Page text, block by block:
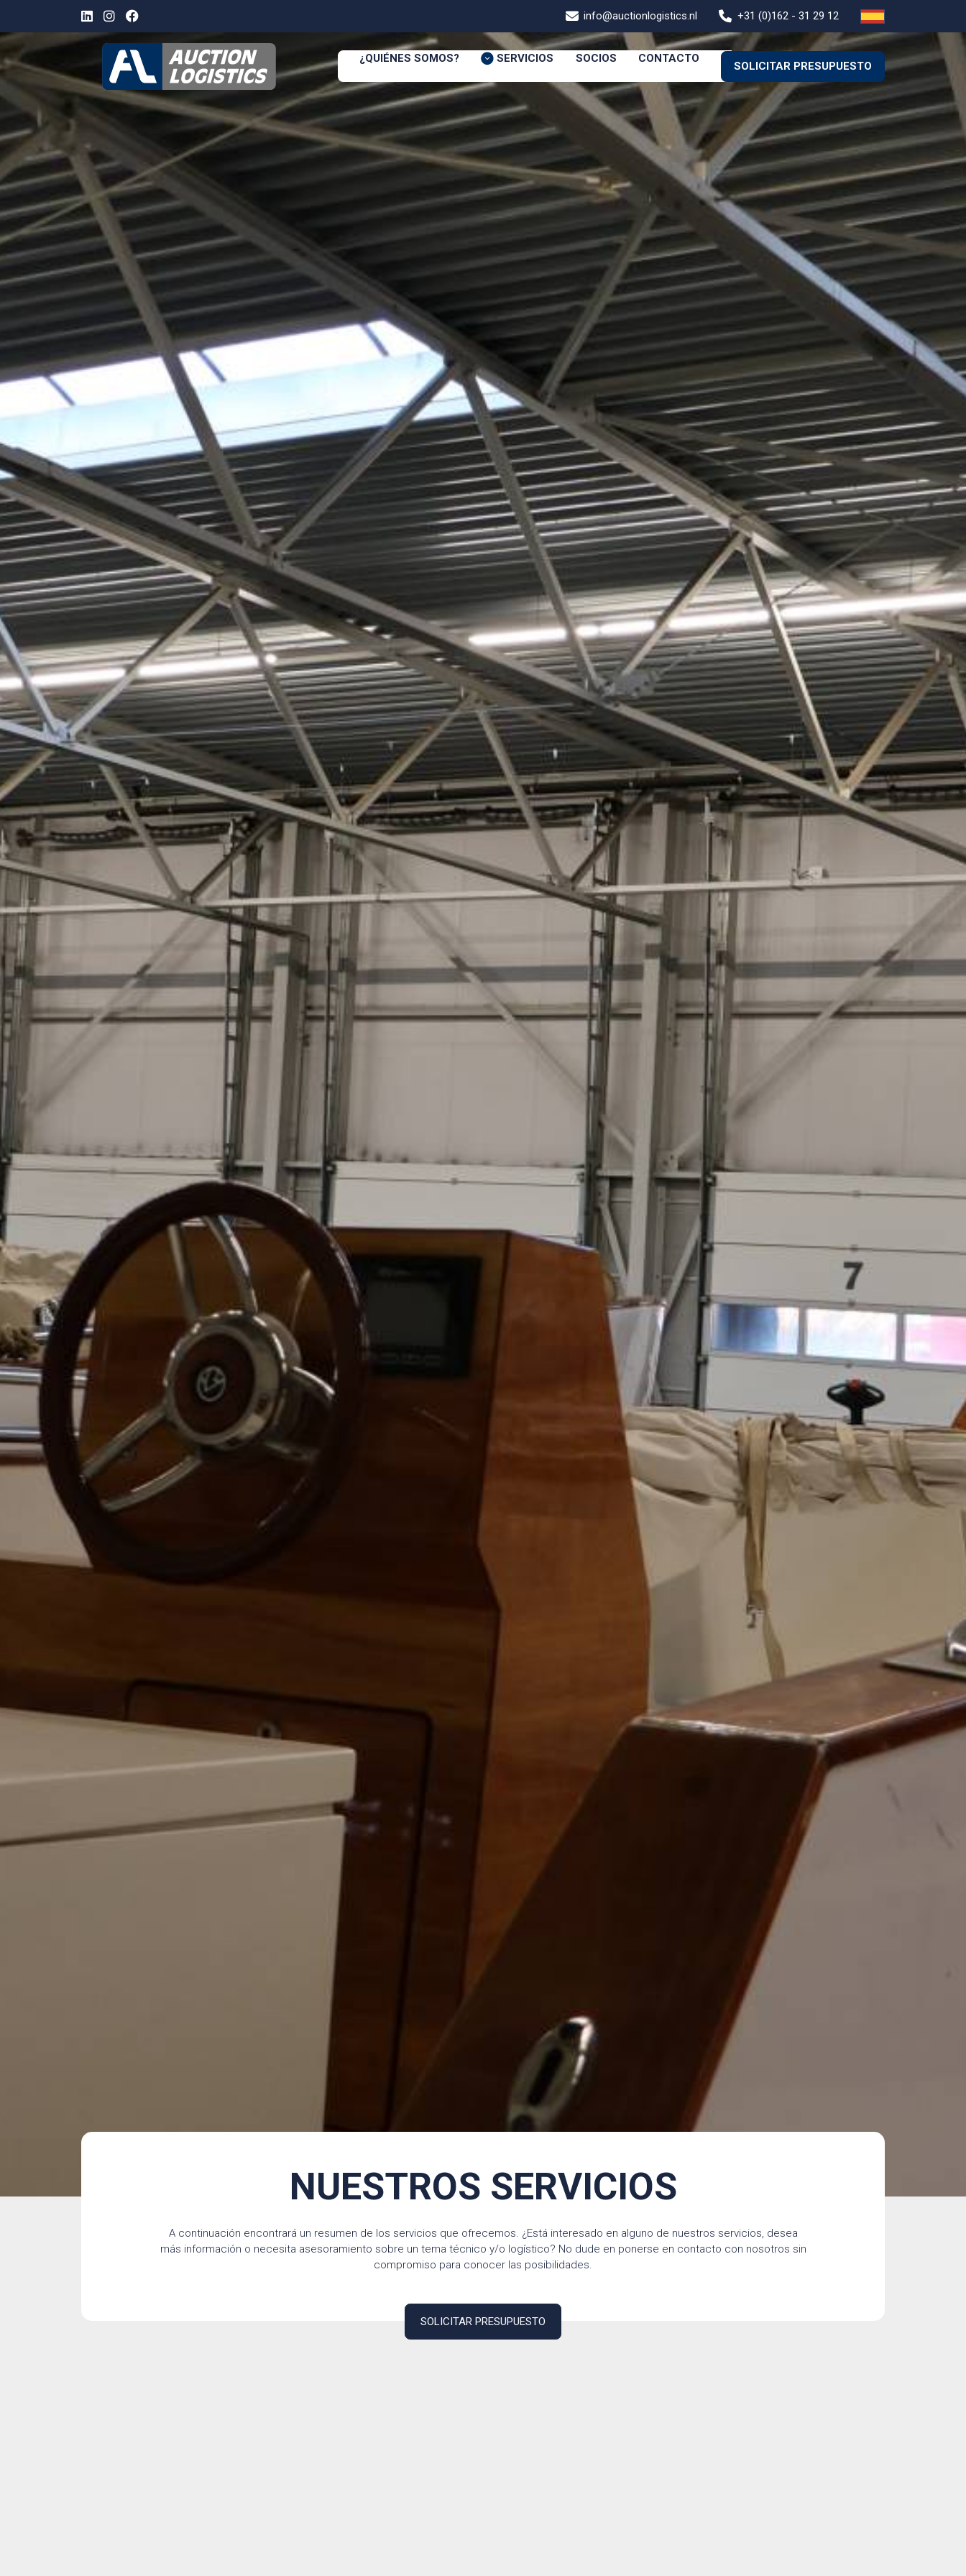
info@auctionlogistics.nl +31 (0)162 - 31 29 12
¿QUIÉNES SOMOS? SERVICIOS SOCIOS CONTACTO
SOLICITAR PRESUPUESTO
NUESTROS SERVICIOS
A continuación encontrará un resumen de los servicios que ofrecemos. ¿Está interesado en alguno de nuestros servicios, desea
más información o necesita asesoramiento sobre un tema técnico y/o logístico? No dude en ponerse en contacto con nosotros sin
compromiso para conocer las posibilidades.
SOLICITAR PRESUPUESTO